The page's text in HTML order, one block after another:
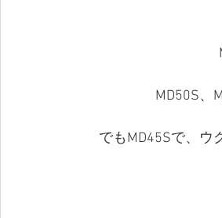
MD50S、
でもMD45Sで、ウ